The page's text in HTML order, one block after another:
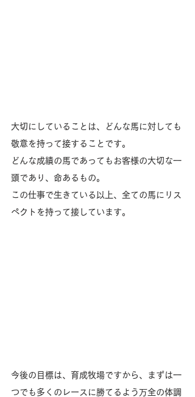
大切にしていることは、どんな馬に対しても
敬意を持って接することです。
どんな成績の馬であってもお客様の大切な一
頭であり、命あるもの。
この仕事で生きている以上、全ての馬にリス
ペクトを持って接しています。
今後の目標は、育成牧場ですから、まずは一
つでも多くのレースに勝てるよう万全の体調